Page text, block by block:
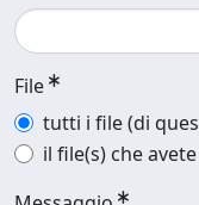
File
tutti i file (di
il file(s) che